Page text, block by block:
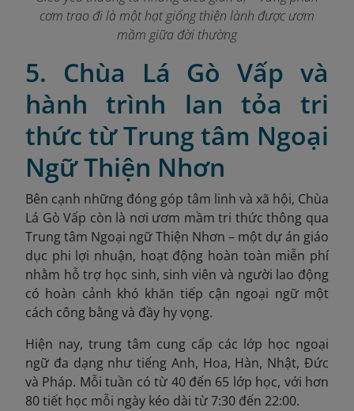
cơm trao đi là một hạt giống thiện lành được ươm
mầm giữa đời thường
5. Chùa Lá Gò Vấp và
hành trình lan tỏa tri
thức từ Trung tâm Ngoại
Ngữ Thiện Nhơn
Bên cạnh những đóng góp tâm linh và xã hội, Chùa
Lá Gò Vấp còn là nơi ươm mầm tri thức thông qua
Trung tâm Ngoại ngữ Thiện Nhơn – một dự án giáo
dục phi lợi nhuận, hoạt động hoàn toàn miễn phí
nhằm hỗ trợ học sinh, sinh viên và người lao động
có hoàn cảnh khó khăn tiếp cận ngoại ngữ một
cách công bằng và đầy hy vọng.
Hiện nay, trung tâm cung cấp các lớp học ngoại
ngữ đa dạng như tiếng Anh, Hoa, Hàn, Nhật, Đức
và Pháp. Mỗi tuần có từ 40 đến 65 lớp học, với hơn
80 tiết học mỗi ngày kéo dài từ 7:30 đến 22:00.